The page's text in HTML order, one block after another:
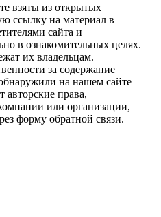
взяты из открытых
ссылку на материал в
сайта и
в ознакомительных целях.
их владельцам.
за содержание
на нашем сайте
права,
или организации,
форму обратной связи.